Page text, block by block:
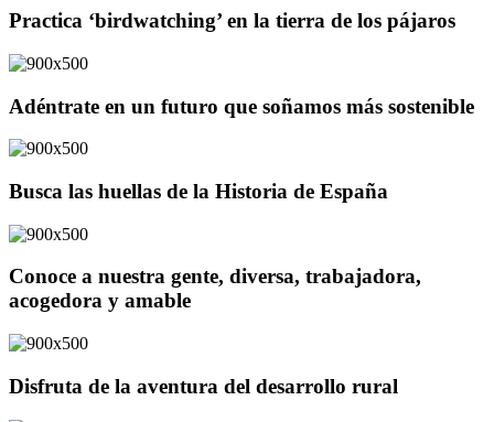
Practica ‘birdwatching’ en la tierra de los pájaros
Adéntrate en un futuro que soñamos más sostenible
Busca las huellas de la Historia de España
Conoce a nuestra gente, diversa, trabajadora,
acogedora y amable
Disfruta de la aventura del desarrollo rural